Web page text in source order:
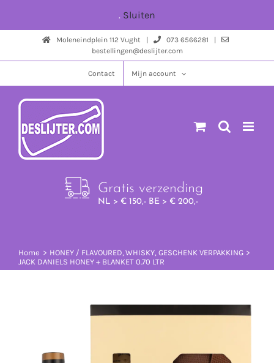
. Sluiten
Moleneindplein 112 Vught |
073 6566281 |
bestellingen@deslijter.com
Contact Mijn account
Gratis verzending
NL > € 150,- BE > € 200,-
Home HONEY / FLAVOURED WHISKY GESCHENK VERPAKKING
JACK DANIELS HONEY + BLANKET 0.70 LTR